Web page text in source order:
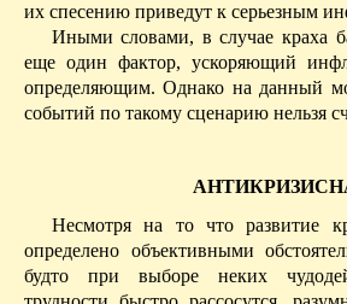
их спесению приведут к серьезным
Иными словами, в случае краха
еще один фактор, ускоряющий
определяющим. Однако на данный
событий по такому сценарию нельзя
Несмотря на точто развитие
определено объективными
будто при выборе неких